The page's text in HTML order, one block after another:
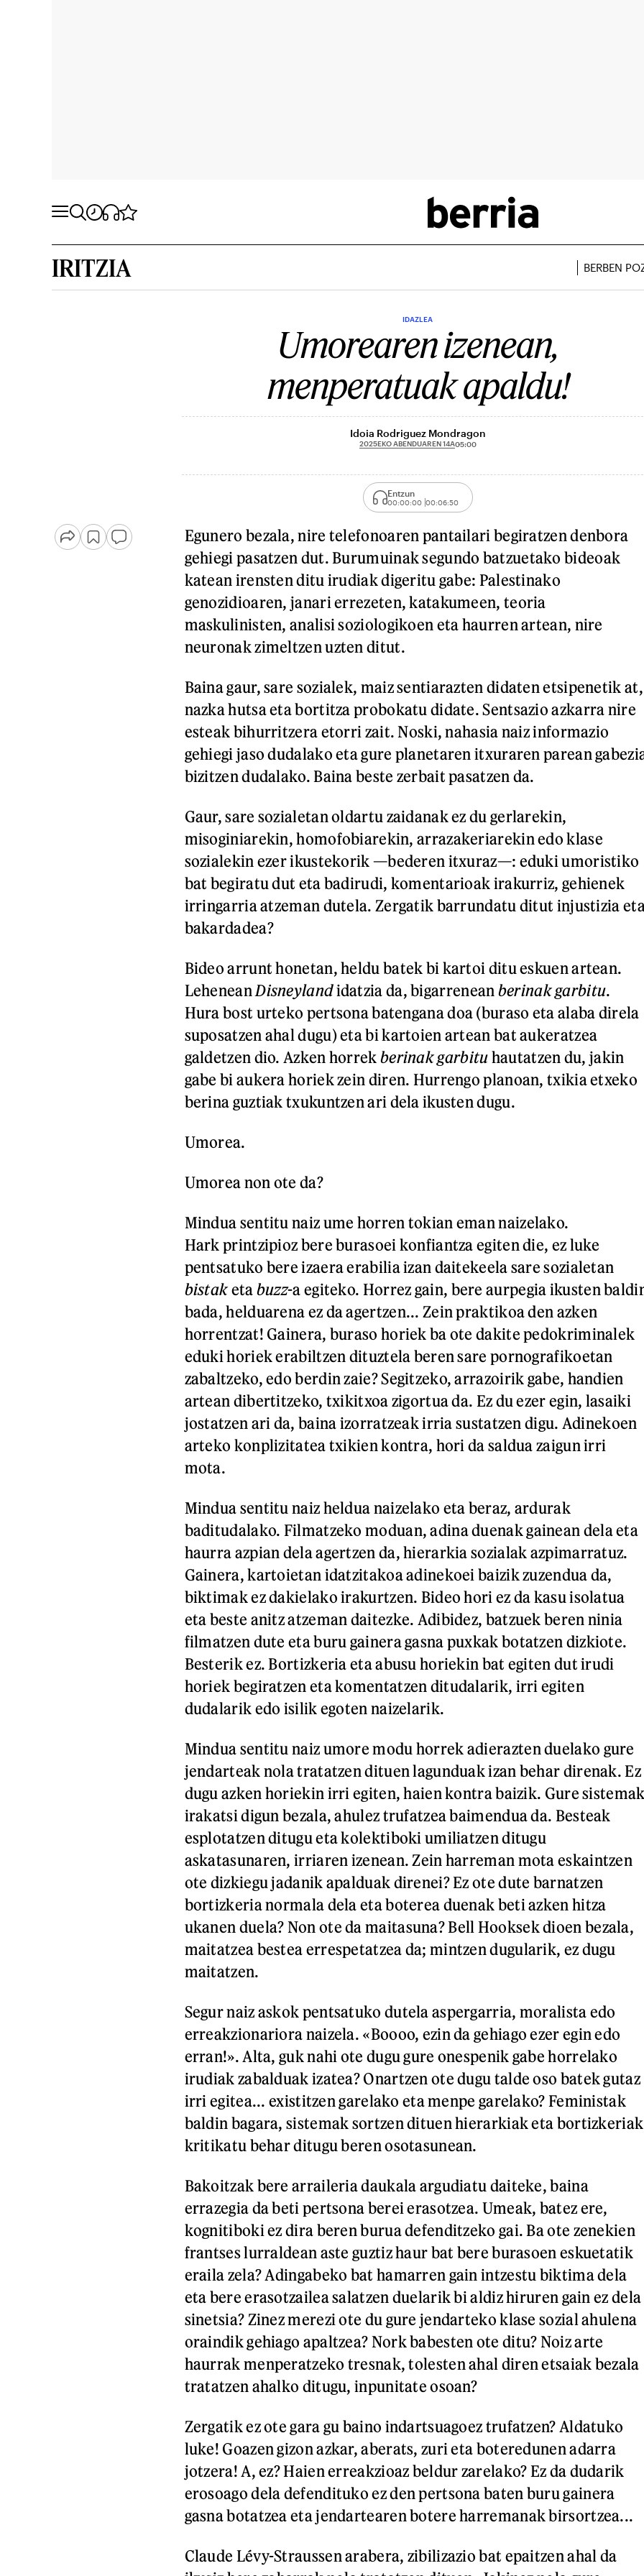
IRITZIA BERBEN
IDAZLEA
Umorearen izenean,
menperatuak apaldu!
Idoia Rodriguez Mondragon
2025EKO ABENDUAREN 14A05:00
Entzun
00:00:00 00:06:50
Egunero bezala, nire telefonoaren pantailari begiratzen denbora
gehiegi pasatzen dut. Burumuinak segundo batzuetako bideoak
katean irensten ditu irudiak digeritu gabe: Palestinako
genozidioaren, janari errezeten, katakumeen, teoria
maskulinisten, analisi soziologikoen eta haurren artean, nire
neuronak zimeltzen uzten ditut.
Baina gaur, sare sozialek, maiz sentiarazten didaten etsipenetik at,
nazka hutsa eta bortitza probokatu didate. Sentsazio azkarra nire
esteak bihurritzera etorri zait. Noski, nahasia naiz informazio
gehiegi jaso dudalako eta gure planetaren itxuraren parean
bizitzen dudalako. Baina beste zerbait pasatzen da.
Gaur, sare sozialetan oldartu zaidanak ez du gerlarekin,
misoginiarekin, homofobiarekin, arrazakeriarekin edo klase
sozialekin ezer ikustekorik —bederen itxuraz—: eduki umoristiko
bat begiratu dut eta badirudi, komentarioak irakurriz, gehienek
irringarria atzeman dutela. Zergatik barrundatu ditut injustizia
bakardadea?
Bideo arrunt honetan, heldu batek bi kartoi ditu eskuen artean.
Lehenean Disneylandidatzia da, bigarrenean berinak garbitu.
Hura bost urteko pertsona batengana doa (buraso eta alaba direla
suposatzen ahal dugu) eta bi kartoien artean bat aukeratzea
galdetzen dio. Azken horrek berinak garbitu hautatzen du, jakin
gabe bi aukera horiek zein diren. Hurrengo planoan, txikia etxeko
berina guztiak txukuntzen ari dela ikusten dugu.
Umorea.
Umorea non ote da?
Mindua sentitu naiz ume horren tokian eman naizelako.
Hark printzipioz bere burasoei konfiantza egiten die, ez luke
pentsatuko bere izaera erabilia izan daitekeela sare sozialetan
bistaketa buzz-a egiteko. Horrez gain, bere aurpegia ikusten
bada, helduarena ez da agertzen... Zein praktikoa den azken
horrentzat! Gainera, buraso horiek ba ote dakite pedokriminalek
eduki horiek erabiltzen dituztela beren sare pornografikoetan
zabaltzeko, edo berdin zaie? Segitzeko, arrazoirik gabe, handien
artean dibertitzeko, txikitxoa zigortua da. Ez du ezer egin, lasaiki
jostatzen ari da, baina izorratzeak irria sustatzen digu. Adinekoen
arteko konplizitatea txikien kontra, hori da saldua zaigun irri
mota.
Mindua sentitu naiz heldua naizelako eta beraz, ardurak
baditudalako. Filmatzeko moduan, adina duenak gainean dela eta
haurra azpian dela agertzen da, hierarkia sozialak azpimarratuz.
Gainera, kartoietan idatzitakoa adinekoei baizik zuzendua da,
biktimak ez dakielako irakurtzen. Bideo hori ez da kasu isolatua
eta beste anitz atzeman daitezke. Adibidez, batzuek beren ninia
filmatzen dute eta buru gainera gasna puxkak botatzen dizkiote.
Besterik ez. Bortizkeria eta abusu horiekin bat egiten dut irudi
horiek begiratzen eta komentatzen ditudalarik, irri egiten
dudalarik edo isilik egoten naizelarik.
Mindua sentitu naiz umore modu horrek adierazten duelako gure
jendarteak nola tratatzen dituen lagunduak izan behar direnak. Ez
dugu azken horiekin irri egiten, haien kontra baizik. Gure
irakatsi digun bezala, ahulez trufatzea baimendua da. Besteak
esplotatzen ditugu eta kolektiboki umiliatzen ditugu
askatasunaren, irriaren izenean. Zein harreman mota eskaintzen
ote dizkiegu jadanik apalduak direnei? Ez ote dute barnatzen
bortizkeria normala dela eta boterea duenak beti azken hitza
ukanen duela? Non ote da maitasuna? Bell Hooksek dioen bezala,
maitatzea bestea errespetatzea da; mintzen dugularik, ez dugu
maitatzen.
Segur naiz askok pentsatuko dutela aspergarria, moralista edo
erreakzionariora naizela. «Boooo, ezin da gehiago ezer egin edo
erran!». Alta, guk nahi ote dugu gure onespenik gabe horrelako
irudiak zabalduak izatea? Onartzen ote dugu talde oso batek gutaz
irri egitea... existitzen garelako eta menpe garelako? Feministak
baldin bagara, sistemak sortzen dituen hierarkiak eta bortizkeriak
kritikatu behar ditugu beren osotasunean.
Bakoitzak bere arraileria daukala argudiatu daiteke, baina
errazegia da beti pertsona berei erasotzea. Umeak, batez ere,
kognitiboki ez dira beren burua defenditzeko gai. Ba ote zenekien
frantses lurraldean aste guztiz haur bat bere burasoen eskuetatik
eraila zela? Adingabeko bat hamarren gain intzestu biktima dela
eta bere erasotzailea salatzen duelarik bi aldiz hiruren gain ez dela
sinetsia? Zinez merezi ote du gure jendarteko klase sozial ahulena
oraindik gehiago apaltzea? Nork babesten ote ditu? Noiz arte
haurrak menperatzeko tresnak, tolesten ahal diren etsaiak bezala
tratatzen ahalko ditugu, inpunitate osoan?
Zergatik ez ote gara gu baino indartsuagoez trufatzen? Aldatuko
luke! Goazen gizon azkar, aberats, zuri eta boteredunen adarra
jotzera! A, ez? Haien erreakzioaz beldur zarelako? Ez da dudarik
erosoago dela defendituko ez den pertsona baten buru gainera
gasna botatzea eta jendartearen botere harremanak birsortzea...
Claude Lévy-Straussen arabera, zibilizazio bat epaitzen ahal da